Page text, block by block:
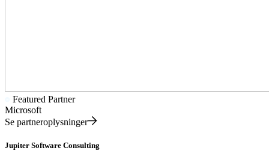
Featured Partner
Microsoft
Se partneroplysninger
Jupiter Software Consulting